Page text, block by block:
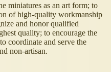
miniatures as an art form; to
of high-quality workmanship
and honor qualified
quality; to encourage the
coordinate and serve the
non-artisan.